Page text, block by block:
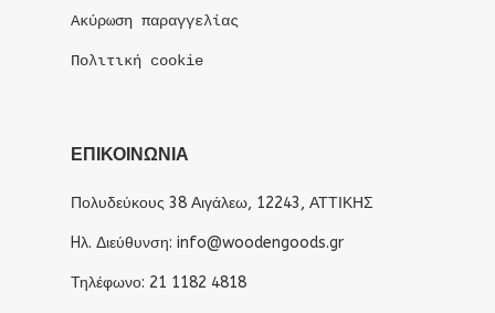
Ακύρωση παραγγελίας
Πολιτική cookie
ΕΠΙΚΟΙΝΩΝΙΑ
Πολυδεύκους 38 Αιγάλεω, 12243, ΑΤΤΙΚΗΣ
Hλ. Διεύθυνση: info@woodengoods.gr
Τηλέφωνο: 21 1182 4818